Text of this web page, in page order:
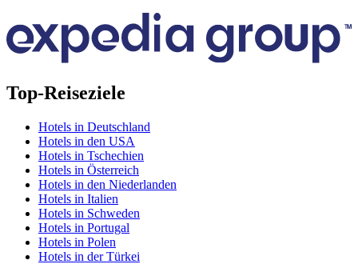
Top-Reiseziele
Hotels in Deutschland
Hotels in den USA
Hotels in Tschechien
Hotels in Österreich
Hotels in den Niederlanden
Hotels in Italien
Hotels in Schweden
Hotels in Portugal
Hotels in Polen
Hotels in der Türkei